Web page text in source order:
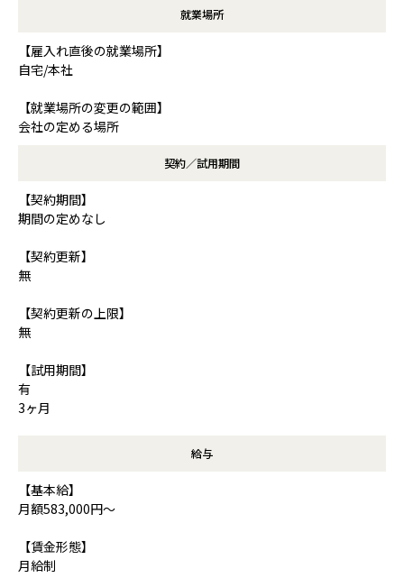
就業場所
【雇入れ直後の就業場所】
自宅/本社
【就業場所の変更の範囲】
会社の定める場所
契約／試用期間
【契約期間】
期間の定めなし
【契約更新】
無
【契約更新の上限】
無
【試用期間】
有
3ヶ月
給与
【基本給】
月額583,000円～
【賃金形態】
月給制